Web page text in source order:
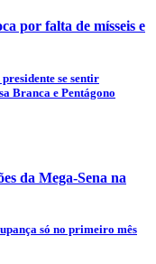
por falta de mísseis e
se sentir
Branca e Pentágono
da Mega-Sena na
só no primeiro mês